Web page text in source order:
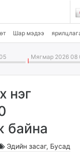
Шар мэдээ
Мягмар 2026 08
нэг
байна
Эдийн засаг, Бусад